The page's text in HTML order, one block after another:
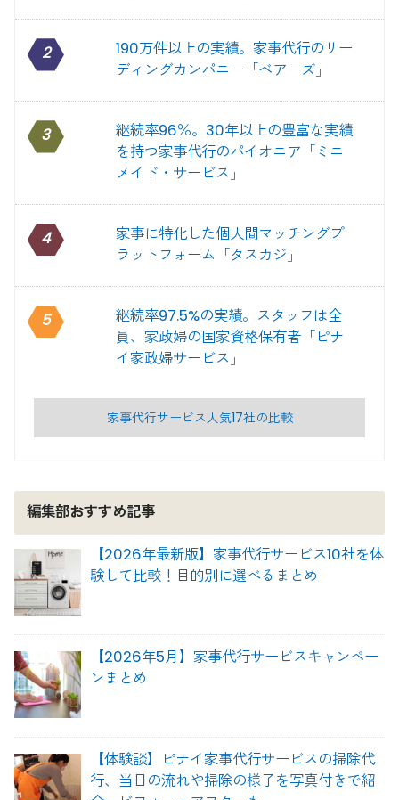
2
190万件以上の実績。家事代行のリー
ディングカンパニー「ベアーズ」
3
継続率96％。30年以上の豊富な実績
を持つ家事代行のパイオニア「ミニ
メイド・サービス」
4
家事に特化した個人間マッチングプ
ラットフォーム「タスカジ」
5
継続率97.5%の実績。スタッフは全
員、家政婦の国家資格保有者「ピナ
イ家政婦サービス」
家事代行サービス人気17社の比較
編集部おすすめ記事
【2026年最新版】家事代行サービス10社を体
験して比較！目的別に選べるまとめ
【2026年5月】家事代行サービスキャンペー
ンまとめ
【体験談】ピナイ家事代行サービスの掃除代
行、当日の流れや掃除の様子を写真付きで紹